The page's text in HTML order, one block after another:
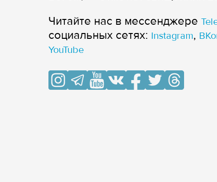
Читайте нас в мессенджере
cоциальных сетях: Instagram,
YouTube